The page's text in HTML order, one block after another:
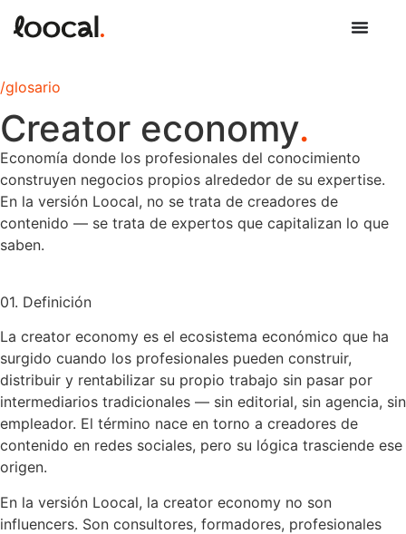
/glosario
Creator economy.
Economía donde los profesionales del conocimiento
construyen negocios propios alrededor de su expertise.
En la versión Loocal, no se trata de creadores de
contenido — se trata de expertos que capitalizan lo que
saben.
01. Definición
La creator economy es el ecosistema económico que ha
surgido cuando los profesionales pueden construir,
distribuir y rentabilizar su propio trabajo sin pasar por
intermediarios tradicionales — sin editorial, sin agencia, sin
empleador. El término nace en torno a creadores de
contenido en redes sociales, pero su lógica trasciende ese
origen.
En la versión Loocal, la creator economy no son
influencers. Son consultores, formadores, profesionales